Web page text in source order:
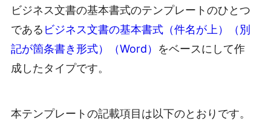
ビジネス文書の基本書式のテンプレートのひとつ
である ビジネス文書の基本書式（件名が上）（別
記が箇条書き形式）（Word） をベースにして作
成したタイプです。
本テンプレートの記載項目は以下のとおりです。